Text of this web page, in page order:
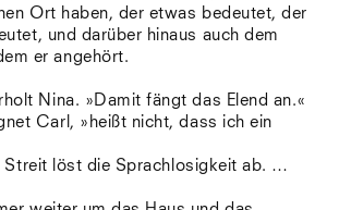
Ort haben, der etwas bedeutet, der
und darüber hinaus auch dem
er angehört.
Nina. »Damit fängt das Elend an.«
Carl, »heißt nicht, dass ich ein
Streit löst die Sprachlosigkeit ab. …